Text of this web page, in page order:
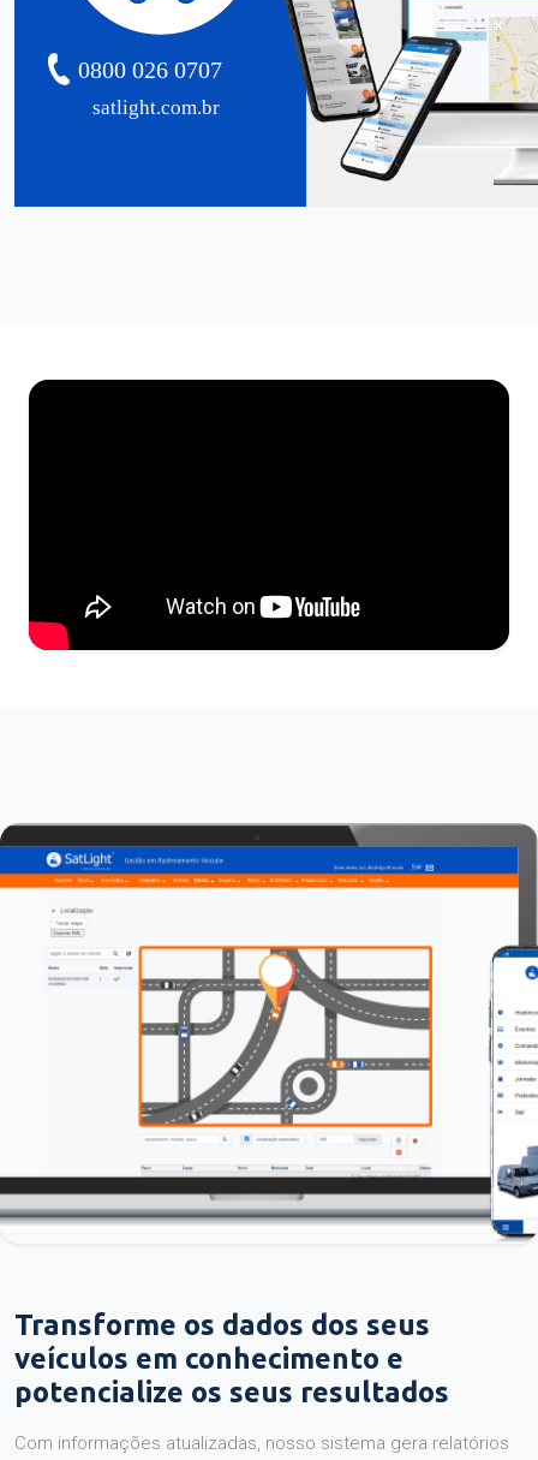
satlight.com.br
0800 026 0707
Transforme os dados dos seus
veículos em conhecimento e
potencialize os seus resultados
Com informações atualizadas, nosso sistema gera relatórios